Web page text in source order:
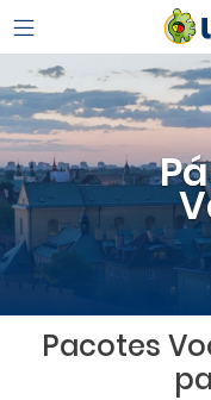
Pacotes